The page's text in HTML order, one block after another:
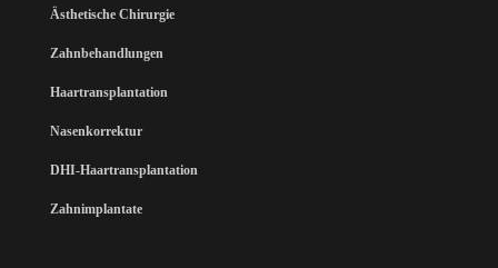
Ästhetische Chirurgie
Zahnbehandlungen
Haartransplantation
Nasenkorrektur
DHI-Haartransplantation
Zahnimplantate